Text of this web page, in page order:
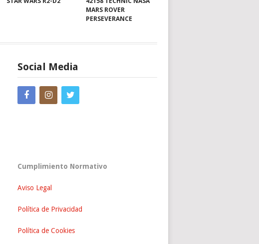
MARS ROVER
PERSEVERANCE
Social Media
Cumplimiento Normativo
Aviso Legal
Política de Privacidad
Política de Cookies